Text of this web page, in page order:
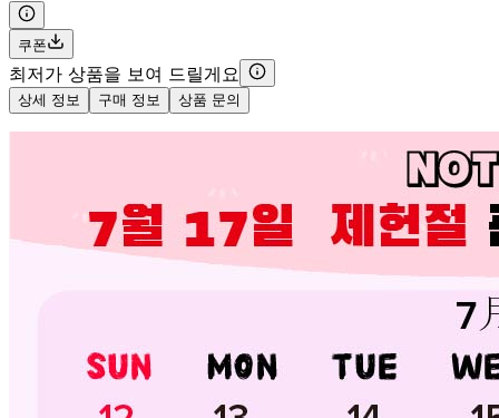
쿠폰
최저가 상품을 보여 드릴게요
상세 정보 구매 정보 상품 문의